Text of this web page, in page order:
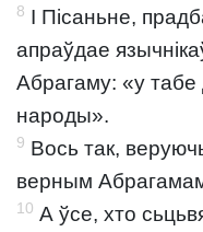
8 І Пісаньне,
апраўдае
Абрагаму: «у
народы».
9 Вось так,
верным
10 А ўсе, хто